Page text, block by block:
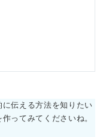
伝える方法を知りたい
ってみてくださいね。